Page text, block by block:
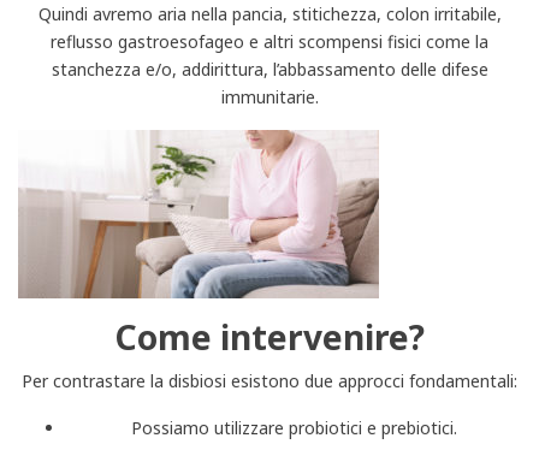
Quindi avremo aria nella pancia, stitichezza, colon irritabile,
reflusso gastroesofageo e altri scompensi fisici come la
stanchezza e/o, addirittura, l’abbassamento delle difese
immunitarie.
Come intervenire?
Per contrastare la disbiosi esistono due approcci fondamentali:
Possiamo utilizzare probiotici e prebiotici.